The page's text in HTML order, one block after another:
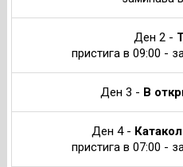
Ден 2 -
пристига в 09:00 -
Ден 3 - В
Ден 4 -
пристига в 07:00 -